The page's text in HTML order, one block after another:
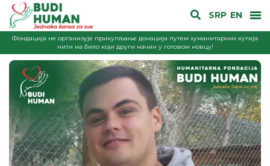
SRP EN
Фондација не организује прикупљање донација путем хуманитарних кутија
нити на било који други начин у готовом новцу!